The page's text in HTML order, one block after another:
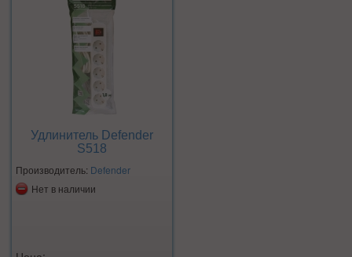
Удлинитель Defender
S518
Производитель: Defender
Нет в наличии